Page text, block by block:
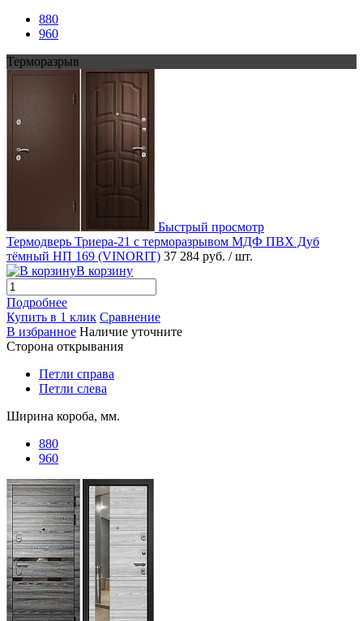
880
960
Терморазрыв
Быстрый просмотр
Термодверь Триера-21 с терморазрывом МДФ ПВХ Дуб
тёмный НП 169 (VINORIT) 37 284 руб. / шт.
В корзину
Подробнее
Купить в 1 клик Сравнение
В избранное Наличие уточните
Сторона открывания
Петли справа
Петли слева
Ширина короба, мм.
880
960